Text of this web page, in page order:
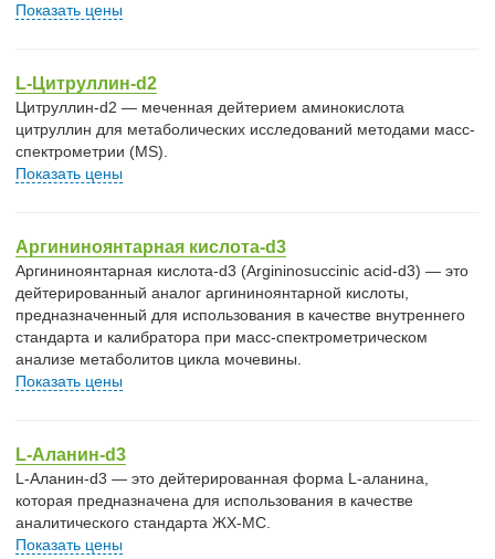
Показать цены
L-Цитруллин-d2
Цитруллин-d2 — меченная дейтерием аминокислота
цитруллин для метаболических исследований методами масс-
спектрометрии (MS).
Показать цены
Аргининоянтарная кислота-d3
Аргининоянтарная кислота-d3 (Argininosuccinic acid-d3) — это
дейтерированный аналог аргининоянтарной кислоты,
предназначенный для использования в качестве внутреннего
стандарта и калибратора при масс-спектрометрическом
анализе метаболитов цикла мочевины.
Показать цены
L-Аланин-d3
L-Аланин-d3 — это дейтерированная форма L-аланина,
которая предназначена для использования в качестве
аналитического стандарта ЖХ-МС.
Показать цены